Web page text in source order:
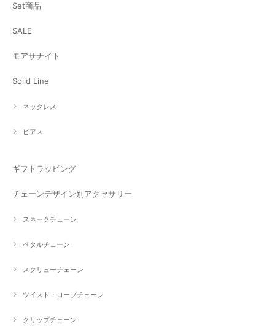
Set商品
SALE
モアサナイト
Solid Line
ネックレス
ピアス
ギフトラッピング
チェーンデザイン別アクセサリー
スネークチェーン
ペタルチェーン
スクリューチェーン
ツイスト・ロープチェーン
クリップチェーン